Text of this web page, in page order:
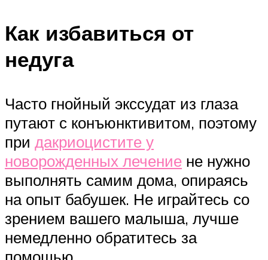
Как избавиться от
недуга
Часто гнойный экссудат из глаза
путают с конъюнктивитом, поэтому
при дакриоцистите у
новорожденных лечение не нужно
выполнять самим дома, опираясь
на опыт бабушек. Не играйтесь со
зрением вашего малыша, лучше
немедленно обратитесь за
помощью